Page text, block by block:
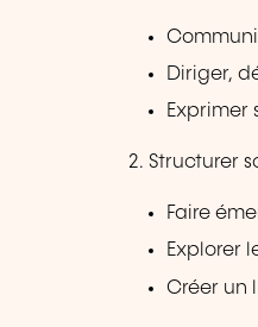
Diriger,
Exprimer
2. Structurer
Faire
Explorer
Créer un